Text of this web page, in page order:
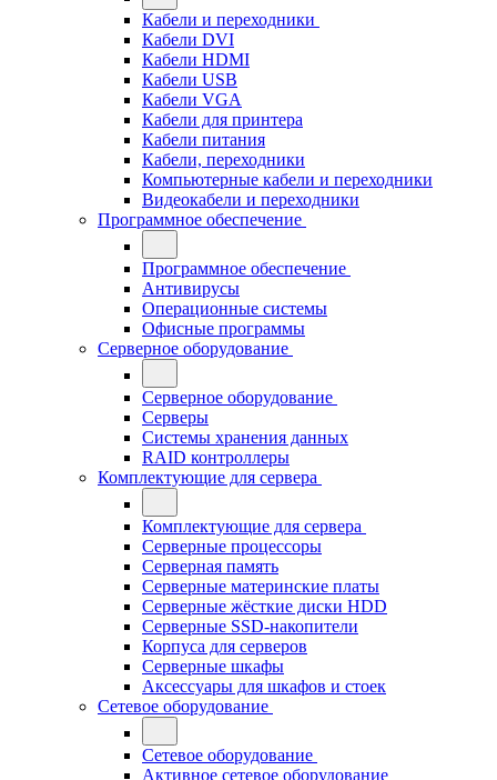
Кабели и переходники
Кабели DVI
Кабели HDMI
Кабели USB
Кабели VGA
Кабели для принтера
Кабели питания
Кабели, переходники
Компьютерные кабели и переходники
Видеокабели и переходники
Программное обеспечение
Программное обеспечение
Антивирусы
Операционные системы
Офисные программы
Серверное оборудование
Серверное оборудование
Серверы
Системы хранения данных
RAID контроллеры
Комплектующие для сервера
Комплектующие для сервера
Серверные процессоры
Серверная память
Серверные материнские платы
Серверные жёсткие диски HDD
Серверные SSD-накопители
Корпуса для серверов
Серверные шкафы
Аксессуары для шкафов и стоек
Сетевое оборудование
Сетевое оборудование
Активное сетевое оборудование